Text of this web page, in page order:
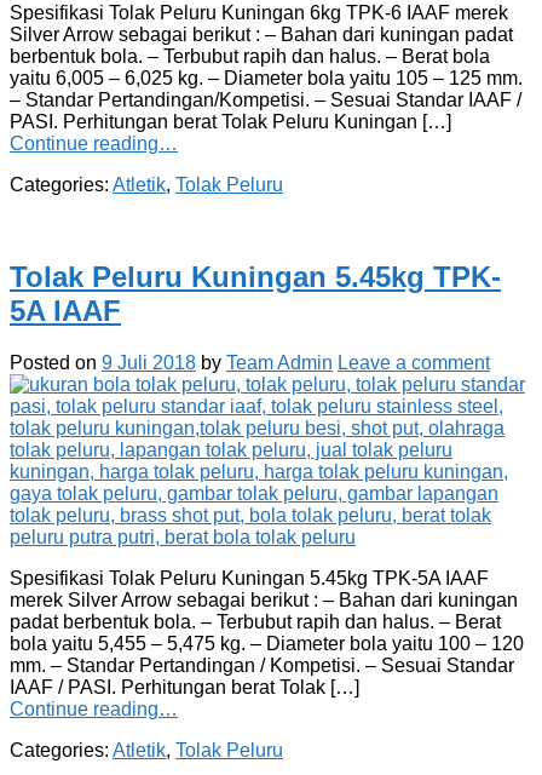
Spesifikasi Tolak Peluru Kuningan 6kg TPK-6 IAAF merek
Silver Arrow sebagai berikut : – Bahan dari kuningan padat
berbentuk bola. – Terbubut rapih dan halus. – Berat bola
yaitu 6,005 – 6,025 kg. – Diameter bola yaitu 105 – 125 mm.
– Standar Pertandingan/Kompetisi. – Sesuai Standar IAAF /
PASI. Perhitungan berat Tolak Peluru Kuningan […]
Continue reading…
Categories: Atletik, Tolak Peluru
Tolak Peluru Kuningan 5.45kg TPK-
5A IAAF
Posted on 9 Juli 2018 by Team Admin Leave a comment
Spesifikasi Tolak Peluru Kuningan 5.45kg TPK-5A IAAF
merek Silver Arrow sebagai berikut : – Bahan dari kuningan
padat berbentuk bola. – Terbubut rapih dan halus. – Berat
bola yaitu 5,455 – 5,475 kg. – Diameter bola yaitu 100 – 120
mm. – Standar Pertandingan / Kompetisi. – Sesuai Standar
IAAF / PASI. Perhitungan berat Tolak […]
Continue reading…
Categories: Atletik, Tolak Peluru